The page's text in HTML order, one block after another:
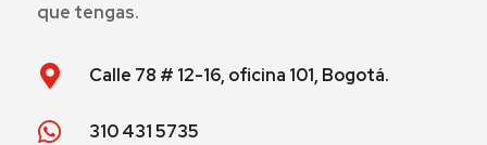
que tengas.
Calle 78 # 12-16, oficina 101, Bogotá.
310 431 5735